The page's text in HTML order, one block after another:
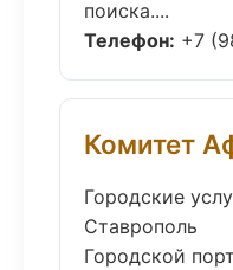
поиска....
Телефон: +7
Комитет
Городские
Ставрополь
Городской